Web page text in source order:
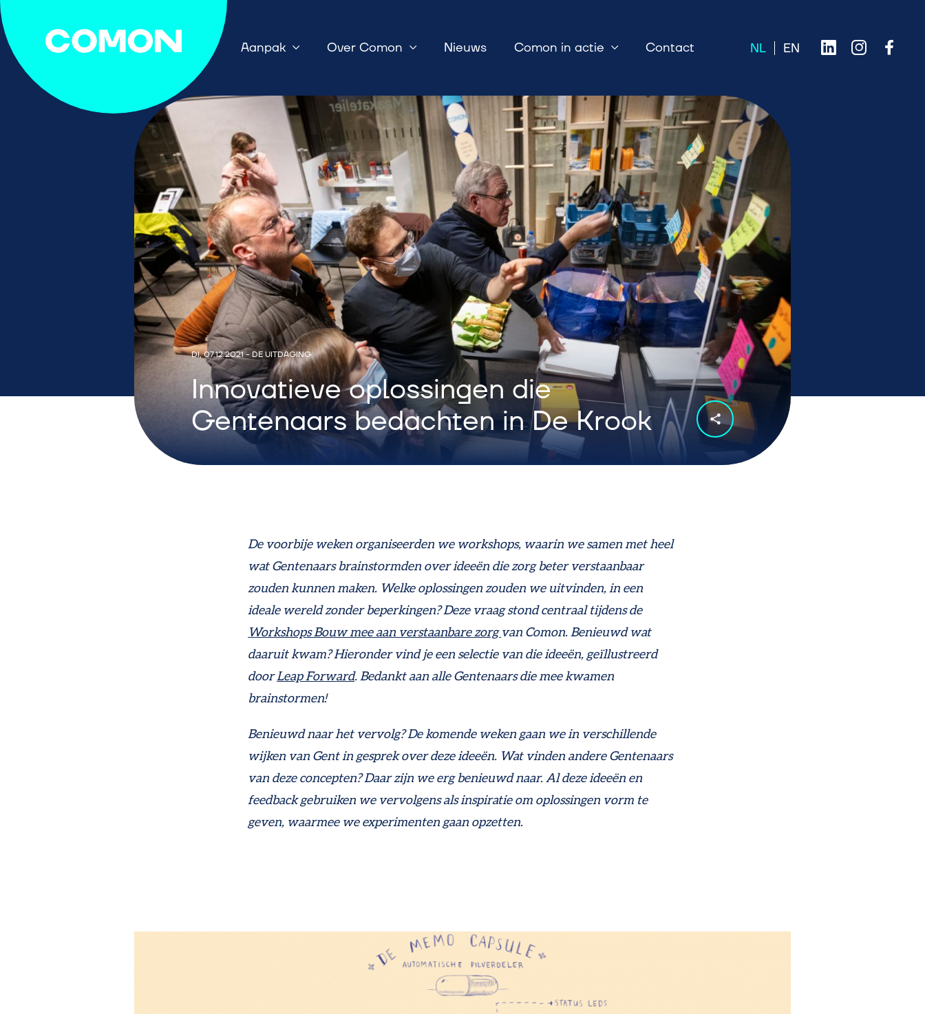
Aanpak Over Comon Nieuws Comon in actie Contact
DI, 07.12.2021-DE UITDAGING
Innovatieve oplossingen die
Gentenaars bedachten in De Krook
De voorbije weken organiseerden we workshops, waarin we samen met heel
wat Gentenaars brainstormden over ideeën die zorg beter verstaanbaar
zouden kunnen maken. Welke oplossingen zouden we uitvinden, in een
ideale wereld zonder beperkingen? Deze vraag stond centraal tijdens de
Workshops Bouw mee aan verstaanbare zorg van Comon. Benieuwd wat
daaruit kwam? Hieronder vind je een selectie van die ideeën, geïllustreerd
doorLeap Forward. Bedankt aan alle Gentenaars die mee kwamen
brainstormen!
Benieuwd naar het vervolg? De komende weken gaan we in verschillende
wijken van Gent in gesprek over deze ideeën. Wat vinden andere Gentenaars
van deze concepten? Daar zijn we erg benieuwd naar. Al deze ideeën en
feedback gebruiken we vervolgens als inspiratie om oplossingen vorm te
geven, waarmee we experimenten gaan opzetten.